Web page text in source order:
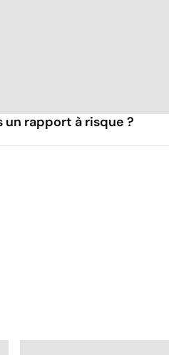
un rapport à risque ?